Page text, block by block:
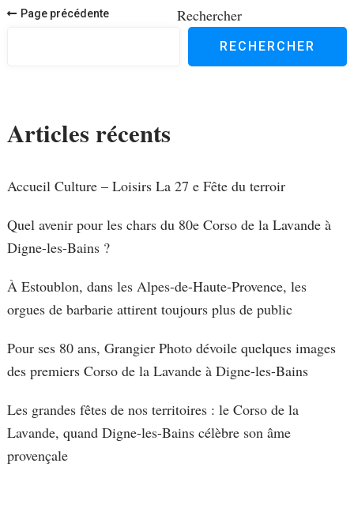
Navigation
Page précédente Rechercher
RECHERCHER
Articles récents
Accueil Culture – Loisirs La 27 e Fête du terroir
Quel avenir pour les chars du 80e Corso de la Lavande à
Digne-les-Bains ?
À Estoublon, dans les Alpes-de-Haute-Provence, les
orgues de barbarie attirent toujours plus de public
Pour ses 80 ans, Grangier Photo dévoile quelques images
des premiers Corso de la Lavande à Digne-les-Bains
Les grandes fêtes de nos territoires : le Corso de la
Lavande, quand Digne-les-Bains célèbre son âme
provençale